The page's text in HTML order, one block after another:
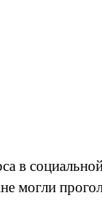
в
могли